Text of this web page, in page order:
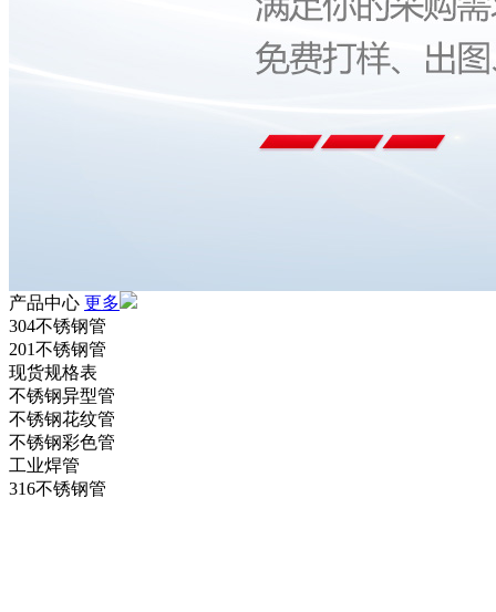
产品中心 更多
304不锈钢管
201不锈钢管
现货规格表
不锈钢异型管
不锈钢花纹管
不锈钢彩色管
工业焊管
316不锈钢管